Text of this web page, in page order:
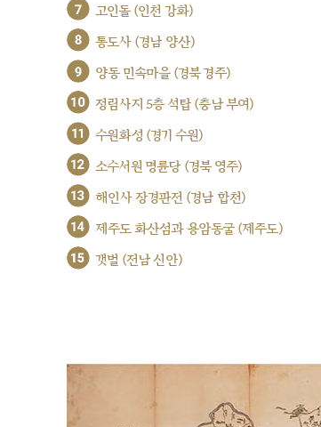
7 고인돌 (인천 강화)
8 통도사 (경남 양산)
9 양동 민속마을 (경북 경주)
10 정림사지 5층 석탑 (충남 부여)
11 수원화성 (경기 수원)
12 소수서원 명륜당 (경북 영주)
13 해인사 장경판전 (경남 합천)
14 제주도 화산섬과 용암동굴 (제주도)
15 갯벌 (전남 신안)